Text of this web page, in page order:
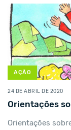
AÇÃO
24 DE ABRIL DE 2020
Orientações
Orientações